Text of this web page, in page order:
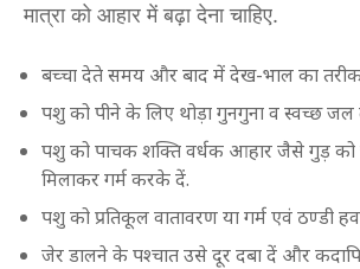
मात्रा को आहार में बढ़ा देना चाहिए.
बच्चा देते समय और बाद में देख-भाल का
पशु को पीने के लिए थोड़ा गुनगुना व स्वच्छ जल
पशु को पाचक शक्ति वर्धक आहार जैसे गुड़
मिलाकर गर्म करके दें.
पशु को प्रतिकूल वातावरण या गर्म एवं ठण्डी
जेर डालने के पश्चात उसे दूर दबा दें और